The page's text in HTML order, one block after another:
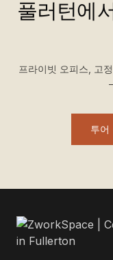
풀러턴에
프라이빗 오피스, 고
투어